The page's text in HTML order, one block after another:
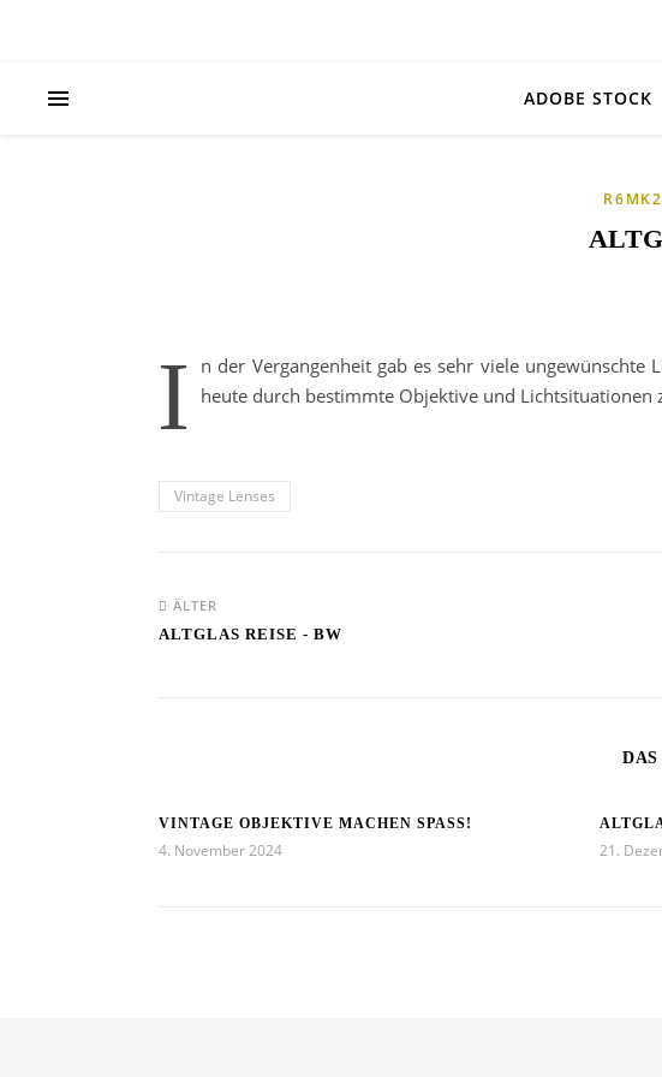
ADOBE STOCK
R6MK2
I
n der Vergangenheit gab es sehr viele
heute durch bestimmte Objektive und
Vintage Lenses
ÄLTER
ALTGLAS REISE - BW
VINTAGE OBJEKTIVE MACHEN SPASS!
4. November 2024 21.